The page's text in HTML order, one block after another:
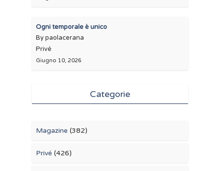
Ogni temporale è unico
By paolacerana
Privé
Giugno 10, 2026
Categorie
Magazine (382)
Privé (426)